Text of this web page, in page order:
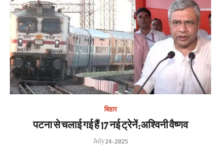
बिहार
पटना से चलाई गई हैं 17 नई ट्रेनें:अश्विनी वैष्णव
Posted
on
July 24, 2025